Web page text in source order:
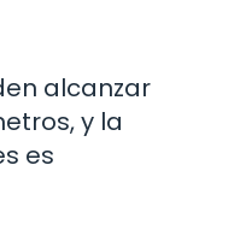
alcanzar
y la
es